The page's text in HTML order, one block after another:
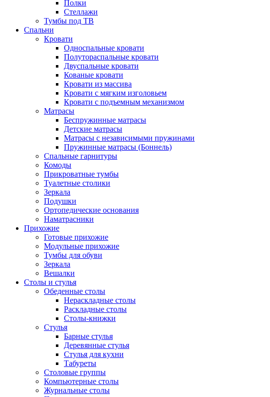
Полки
Стеллажи
Тумбы под ТВ
Спальни
Кровати
Односпальные кровати
Полутораспальные кровати
Двуспальные кровати
Кованые кровати
Кровати из массива
Кровати с мягким изголовьем
Кровати с подъемным механизмом
Матрасы
Беспружинные матрасы
Детские матрасы
Матрасы с независимыми пружинами
Пружинные матрасы (Боннель)
Спальные гарнитуры
Комоды
Прикроватные тумбы
Туалетные столики
Зеркала
Подушки
Ортопедические основания
Наматрасники
Прихожие
Готовые прихожие
Модульные прихожие
Тумбы для обуви
Зеркала
Вешалки
Столы и стулья
Обеденные столы
Нераскладные столы
Раскладные столы
Столы-книжки
Стулья
Барные стулья
Деревянные стулья
Стулья для кухни
Табуреты
Столовые группы
Компьютерные столы
Журнальные столы